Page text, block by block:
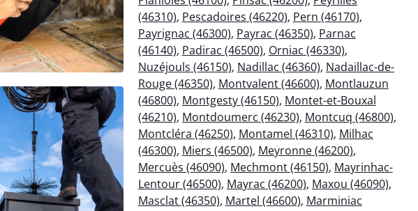
(46310), Pescadoires (46220), Pern (46170),
Payrignac (46300), Payrac (46350), Parnac
(46140), Padirac (46500), Orniac (46330),
Nuzéjouls (46150), Nadillac (46360), Nadaillac-de-
Rouge (46350), Montvalent (46600), Montlauzun
(46800), Montgesty (46150), Montet-et-Bouxal
(46210), Montdoumerc (46230), Montcuq (46800),
Montcléra (46250), Montamel (46310), Milhac
(46300), Miers (46500), Meyronne (46200),
Mercuès (46090), Mechmont (46150), Mayrinhac-
Lentour (46500), Mayrac (46200), Maxou (46090),
Masclat (46350), Martel (46600), Marminiac